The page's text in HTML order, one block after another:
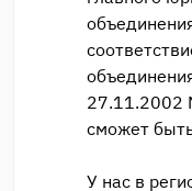
27.11.2002
сможет
У нас в